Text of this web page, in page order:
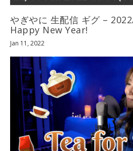
やぎやに 生配信 ギグ –
Happy New Year!
Jan 11, 2022